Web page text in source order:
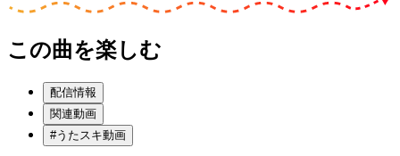
この曲を楽しむ
配信情報
関連動画
#うたスキ動画